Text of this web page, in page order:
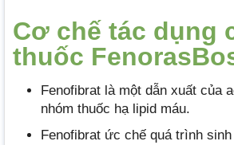
Cơ chế tác dụng
thuốc
Fenofibrat là một dẫn xuất của
nhóm thuốc hạ lipid máu.
Fenofibrat ức chế quá trình